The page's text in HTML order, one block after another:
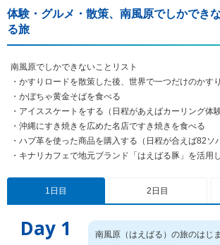
体験・グルメ・散策、南風原でしかでき
る旅
南風原でしかできないことリスト
・かすりロードを散策した後、世界で一つだけのかす
・かぼちゃ黄金そばを食べる
・アイススケートをする（日程があえばカーリング体験
・沖縄にすき焼きを広めた名店ですき焼きを食べる
・ハブ革を使った商品を購入する（日程が合えば82ソ
・キナリカフェで地元ブランド「はえばる豚」を活用
1日目 2日目
Day 1
南風原（はえばる）の旅のはじ